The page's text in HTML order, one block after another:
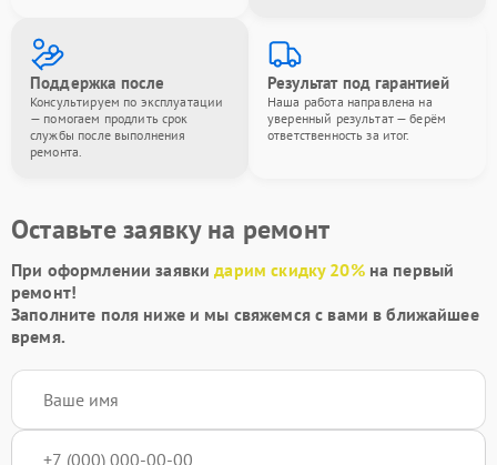
Поддержка после
Консультируем по эксплуатации
— помогаем продлить срок
службы после выполнения
ремонта.
Результат под гарантией
Наша работа направлена на
уверенный результат — берём
ответственность за итог.
Оставьте заявку на ремонт
При оформлении заявкидарим скидку 20%на первый
ремонт!
Заполните поля ниже и мы свяжемся с вами в ближайшее
время.